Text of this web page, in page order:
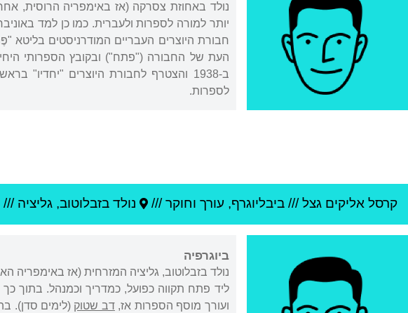
נולד באחוזת צסרקה (אז באימפריה הרוסית,
יותר למורה לספרות ולעברית. כמו כן למד
חבורת היוצרים העבריים המודרניסטים
העת של החבורה ("פתח") ובקובץ הספרותי היחיד
ב-1938 והצטרף לחבורת היוצרים "יחדיו" בראשותו של
לספרות.
קרסל אליקים גצל/// ביבליוגרף, עורך וחוקר /// נולד בזבלוטוב, גליציה ///
ביוגרפיה
ליד פתח תקווה כפועל, כמדריך וכמנהל. בתוך
ועורך מוסף הספרות אז,דב שטוק